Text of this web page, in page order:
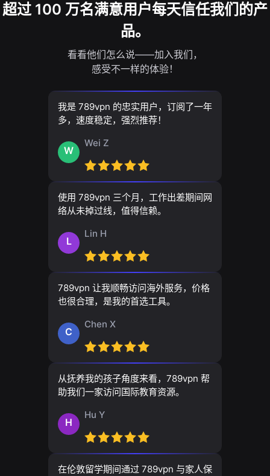
超过 100 万名满意用户每天信任我们的产
品。
看看他们怎么说——加入我们，
感受不一样的体验！
我是 789vpn 的忠实用户，订阅了一年
多，速度稳定，强烈推荐！
W
Wei Z
使用 789vpn 三个月，工作出差期间网
络从未掉过线，值得信赖。
L
Lin H
789vpn 让我顺畅访问海外服务，价格
也很合理，是我的首选工具。
C
Chen X
从抚养我的孩子角度来看，789vpn 帮
助我们一家访问国际教育资源。
H
Hu Y
在伦敦留学期间通过 789vpn 与家人保